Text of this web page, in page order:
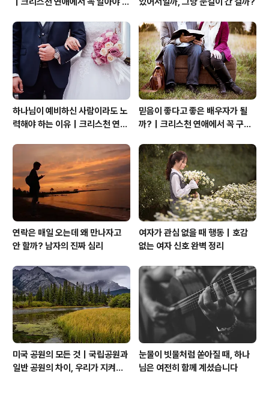
하나님이 예비하신 사람이라도 노
력해야 하는 이유｜크리스천 연애
믿음이 좋다고 좋은 배우자가 될
까?｜크리스천 연애에서 꼭 구별
연락은 매일 오는데 왜 만나자고
안 할까? 남자의 진짜 심리
여자가 관심 없을 때 행동｜호감
없는 여자 신호 완벽 정리
미국 공원의 모든 것｜국립공원과
일반 공원의 차이, 우리가 지켜야
눈물이 빗물처럼 쏟아질 때, 하나
님은 여전히 함께 계셨습니다